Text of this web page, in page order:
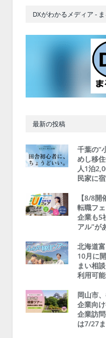
DXがわかるメディア -
最新の投稿
千葉の“
めし移
人1泊
民家に
【8/8
転職フ
企業も5
アル”が
北海道
10月に
まい相
利用可能
岡山市
企業向
企業訪
は7/27